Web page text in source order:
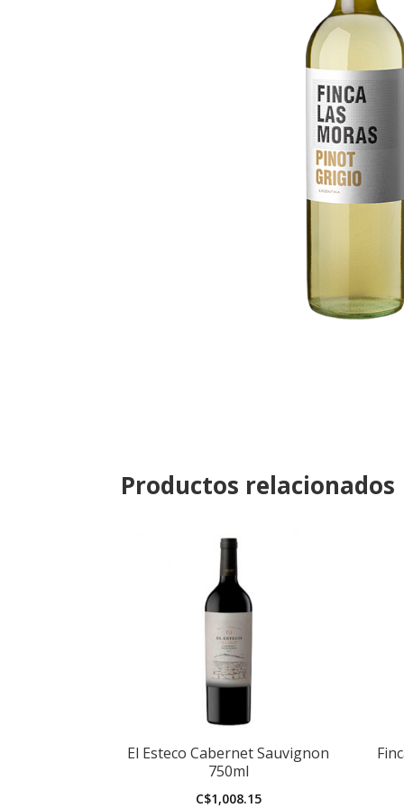
Productos relacionados
El Esteco Cabernet Sauvignon
750ml
C$1,008.15